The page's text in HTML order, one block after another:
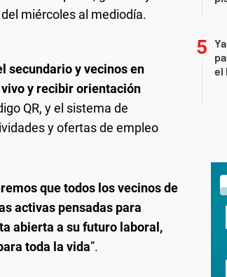
miércoles al mediodía.
secundario y vecinos en
y recibir orientación
QR, y el sistema de
y ofertas de empleo
que todos los vecinos de
activas pensadas para
abierta a su futuro laboral,
toda la vida”.
el